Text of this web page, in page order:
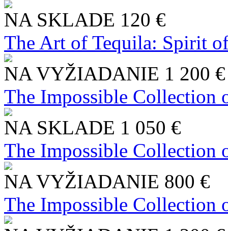
NA SKLADE 120 €
The Art of Tequila: Spirit
NA VYŽIADANIE 1 200 €
The Impossible Collection
NA SKLADE 1 050 €
The Impossible Collection
NA VYŽIADANIE 800 €
The Impossible Collection